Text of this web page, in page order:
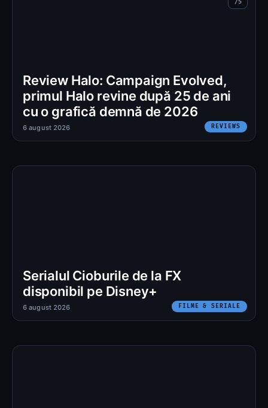
Review Halo: Campaign Evolved,
primul Halo revine după 25 de ani
cu o grafică demnă de 2026
REVIEWS
6 august 2026
Serialul Cioburile de la FX
disponibil pe Disney+
FILME & SERIALE
6 august 2026